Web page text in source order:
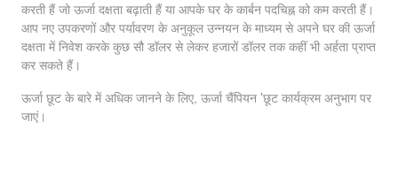
करती हैं जो ऊर्जा दक्षता बढ़ाती हैं या आपके घर के कार्बन पदचिह्न को कम करती हैं।
आप नए उपकरणों और पर्यावरण के अनुकूल उन्नयन के माध्यम से अपने घर की ऊर्जा
दक्षता में निवेश करके कुछ सौ डॉलर से लेकर हजारों डॉलर तक कहीं भी अर्हता प्राप्त
कर सकते हैं।
ऊर्जा छूट के बारे में अधिक जानने के लिए, ऊर्जा चैंपियन 'छूट कार्यक्रम अनुभाग पर
जाएं।